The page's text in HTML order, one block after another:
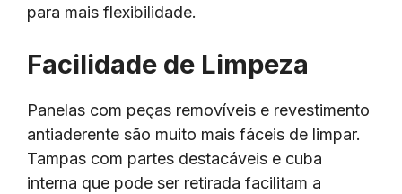
para mais flexibilidade.
Facilidade de Limpeza
Panelas com peças removíveis e revestimento
antiaderente são muito mais fáceis de limpar.
Tampas com partes destacáveis e cuba
interna que pode ser retirada facilitam a